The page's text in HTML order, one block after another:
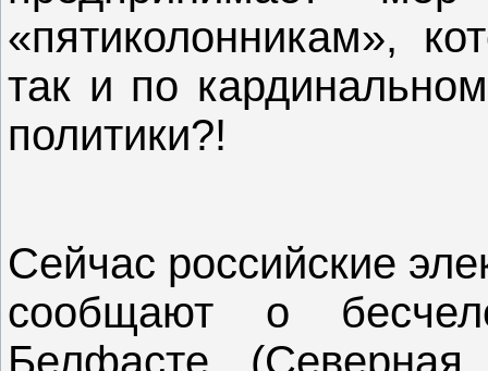
«пятиколонникам»,
так и по
политики?!
Сейчас российские
сообщают о
Белфасте